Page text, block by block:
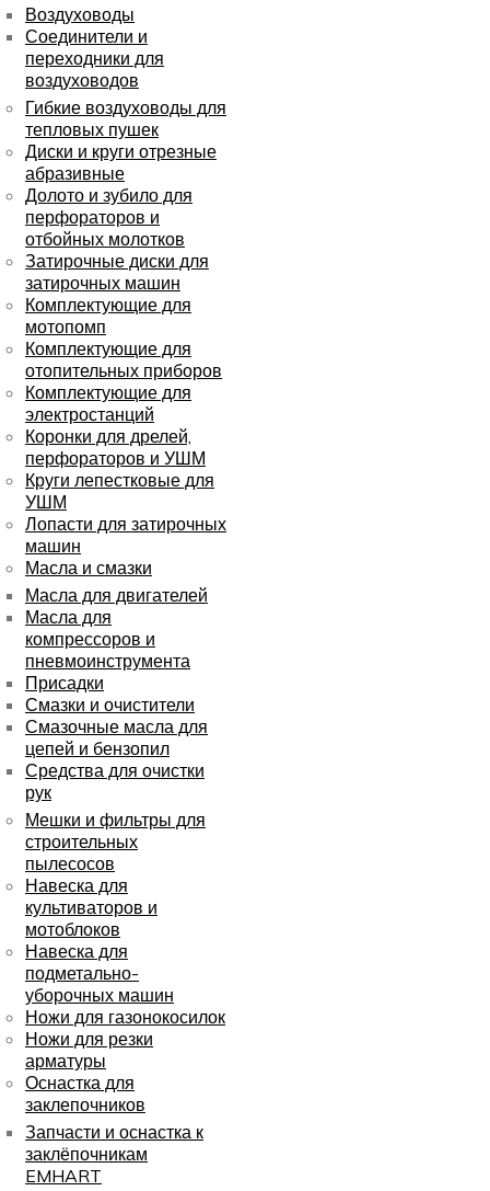
Воздуховоды
Соединители и
переходники для
воздуховодов
Гибкие воздуховоды для
тепловых пушек
Диски и круги отрезные
абразивные
Долото и зубило для
перфораторов и
отбойных молотков
Затирочные диски для
затирочных машин
Комплектующие для
мотопомп
Комплектующие для
отопительных приборов
Комплектующие для
электростанций
Коронки для дрелей,
перфораторов и УШМ
Круги лепестковые для
УШМ
Лопасти для затирочных
машин
Масла и смазки
Масла для двигателей
Масла для
компрессоров и
пневмоинструмента
Присадки
Смазки и очистители
Смазочные масла для
цепей и бензопил
Средства для очистки
рук
Мешки и фильтры для
строительных
пылесосов
Навеска для
культиваторов и
мотоблоков
Навеска для
подметально-
уборочных машин
Ножи для газонокосилок
Ножи для резки
арматуры
Оснастка для
заклепочников
Запчасти и оснастка к
заклёпочникам
EMHART